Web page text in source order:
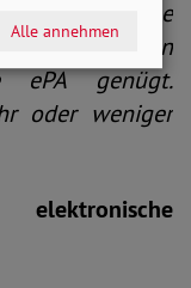
oder die neue
genügt.
oder weniger
Alle annehmen